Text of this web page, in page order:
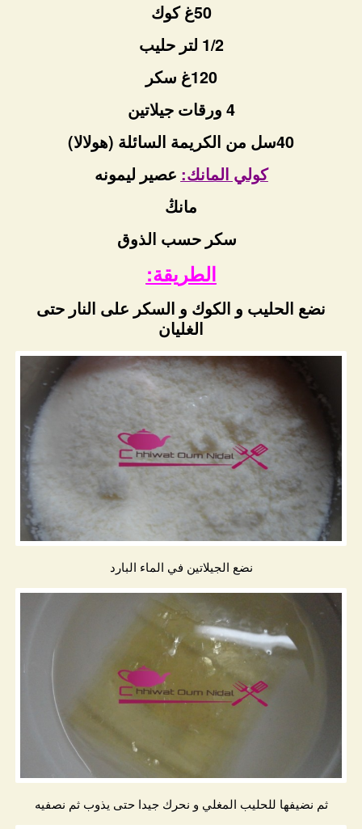
50غ كوك
1/2 لتر حليب
120غ سكر
4 ورقات جيلاتين
40سل من الكريمة السائلة (هولالا)
كولي المانك: عصير ليمونه
مانڭ
سكر حسب الذوق
الطريقة:
نضع الحليب و الكوك و السكر على النار حتى
الغليان
نضع الجيلاتين في الماء البارد
ثم نضيفها للحليب المغلي و نحرك جيدا حتى يذوب ثم نصفيه